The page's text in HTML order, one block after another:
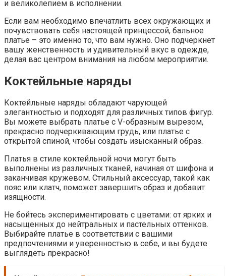
и великолепием в исполнении.
Если вам необходимо впечатлить всех окружающих и
почувствовать себя настоящей принцессой, бальное
платье – это именно то, что вам нужно. Оно подчеркнет
вашу женственность и удивительный вкус в одежде,
делая вас центром внимания на любом мероприятии.
Коктейльные наряды
Коктейльные наряды обладают чарующей
элегантностью и подходят для различных типов фигур.
Вы можете выбрать платье с V-образным вырезом,
прекрасно подчеркивающим грудь, или платье с
открытой спиной, чтобы создать изысканный образ.
Платья в стиле коктейльной ночи могут быть
выполнены из различных тканей, начиная от шифона и
заканчивая кружевом. Стильный аксессуар, такой как
пояс или клатч, поможет завершить образ и добавит
изящности.
Не бойтесь экспериментировать с цветами: от ярких и
насыщенных до нейтральных и пастельных оттенков.
Выбирайте платье в соответствии с вашими
предпочтениями и уверенностью в себе, и вы будете
выглядеть прекрасно!